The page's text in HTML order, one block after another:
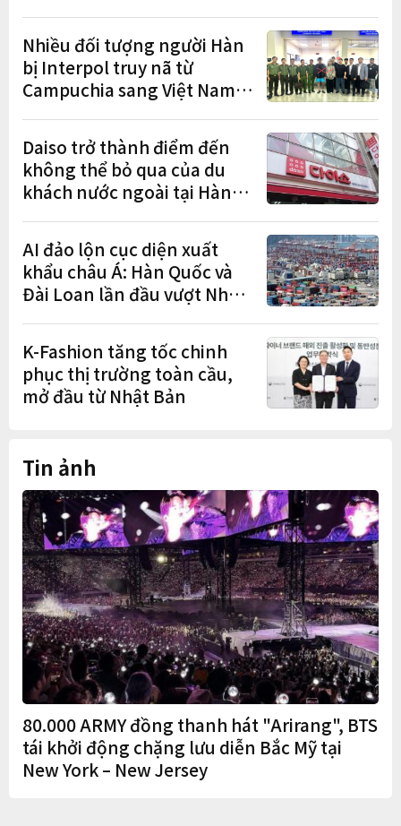
cư"
Nhiều đối tượng người Hàn
bị Interpol truy nã từ
Campuchia sang Việt Nam
Daiso trở thành điểm đến
không thể bỏ qua của du
khách nước ngoài tại Hàn
AI đảo lộn cục diện xuất
khẩu châu Á: Hàn Quốc và
Đài Loan lần đầu vượt Nhật
K-Fashion tăng tốc chinh
phục thị trường toàn cầu,
mở đầu từ Nhật Bản
Tin ảnh
80.000 ARMY đồng thanh hát "Arirang", BTS
tái khởi động chặng lưu diễn Bắc Mỹ tại
New York – New Jersey